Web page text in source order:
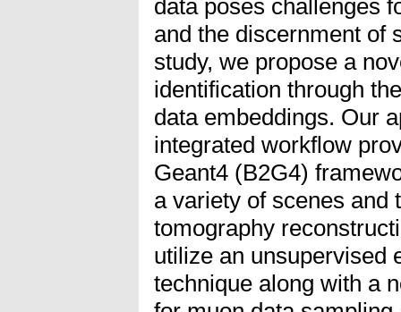
data poses challenges
and the discernment of
study, we propose a
identification through
data embeddings. Our
integrated workflow
Geant4 (B2G4)
a variety of scenes and
tomography
utilize an unsupervised
technique along with a